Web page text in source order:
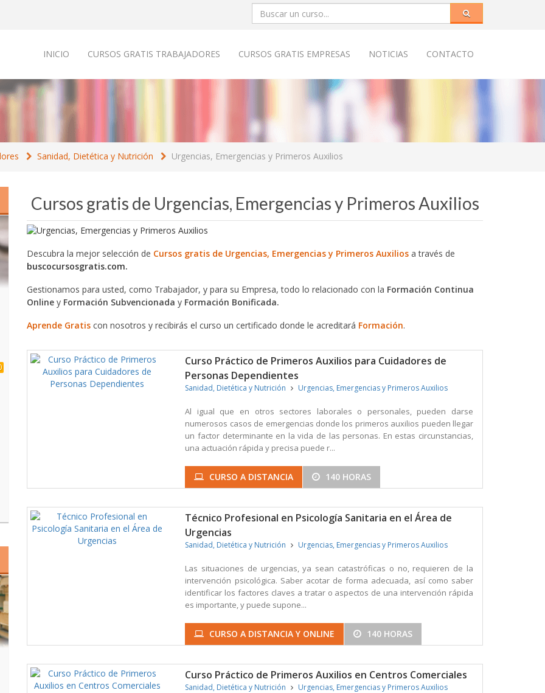
INICIO CURSOS GRATIS TRABAJADORES CURSOS GRATIS EMPRESAS NOTICIAS CONTACTO
Sanidad, Dietética y Nutrición Urgencias, Emergencias y Primeros Auxilios
Cursos gratis de Urgencias, Emergencias y Primeros Auxilios
Descubra la mejor selección de Cursos gratis de Urgencias, Emergencias y Primeros Auxilios a través de
buscocursosgratis.com.
Gestionamos para usted, como Trabajador, y para su Empresa, todo lo relacionado con la Formación Continua
Online y Formación Subvencionada y Formación Bonificada.
Aprende Gratis con nosotros y recibirás el curso un certificado donde le acreditará Formación.
Curso Práctico de Primeros Auxilios para Cuidadores de
Personas Dependientes
Sanidad, Dietética y Nutrición Urgencias, Emergencias y Primeros Auxilios
Al igual que en otros sectores laborales o personales, pueden darse
numerosos casos de emergencias donde los primeros auxilios pueden llegar
un factor determinante en la vida de las personas. En estas circunstancias,
una actuación rápida y precisa puede r...
CURSO A DISTANCIA 140 HORAS
Técnico Profesional en Psicología Sanitaria en el Área de
Urgencias
Sanidad, Dietética y Nutrición Urgencias, Emergencias y Primeros Auxilios
Las situaciones de urgencias, ya sean catastróficas o no, requieren de la
intervención psicológica. Saber acotar de forma adecuada, así como saber
identificar los factores claves a tratar o aspectos de una intervención rápida
es importante, y puede supone...
CURSO A DISTANCIA Y ONLINE 140 HORAS
Curso Práctico de Primeros Auxilios en Centros Comerciales
Sanidad, Dietética y Nutrición Urgencias, Emergencias y Primeros Auxilios